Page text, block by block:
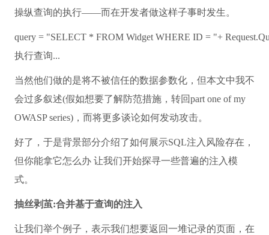
操纵查询的执行——而在开发者做这样子事时发生。
query = "SELECT * FROM Widget WHERE ID = "+
执行查询...
当然他们做的是将不被信任的数据参数化，但本文中我不
会过多叙述(假如想要了解防范措施，转回part one of my
OWASP series)，而将更多谈论如何发动攻击。
好了，于是背景部分介绍了如何展示SQL注入风险存在，
但你能拿它怎么办 让我们开始探寻一些普遍的注入模
式。
抽丝剥茧:合并基于查询的注入
让我们举个例子，表示我们想要返回一堆记录的页面，在